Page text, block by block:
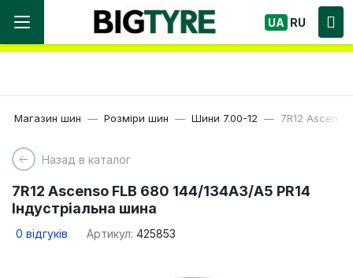
Ми працюємо! Великий вибір Шин, швидка
доставка по Україні!
UA RU
Магазин шин Розміри шин Шини 7.00-12 7R12 Ascenso
Назад в каталог
7R12 Ascenso FLB 680 144/134A3/A5 PR14
Індустріальна шина
0 відгуків Артикул: 425853